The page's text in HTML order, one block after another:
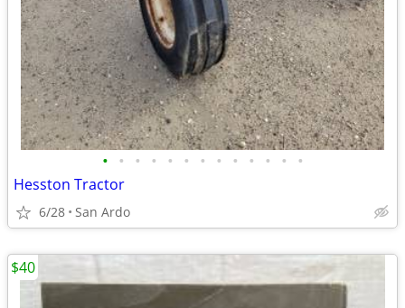
• • • • • • • • • • • • •
Hesston Tractor
6/28 San Ardo
$40